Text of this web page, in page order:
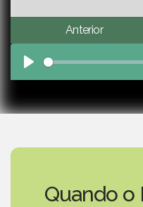
Anterior
Play
Quando o